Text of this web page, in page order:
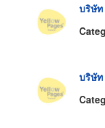
บริษัท
บริษัท